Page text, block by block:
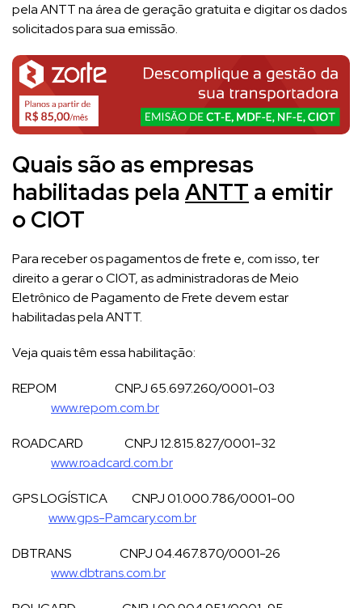
pela ANTT na área de geração gratuita e digitar os dados
solicitados para sua emissão.
Quais são as empresas
habilitadas pela ANTT a emitir
o CIOT
Para receber os pagamentos de frete e, com isso, ter
direito a gerar o CIOT, as administradoras de Meio
Eletrônico de Pagamento de Frete devem estar
habilitadas pela ANTT.
Veja quais têm essa habilitação:
REPOM CNPJ 65.697.260/0001-03
www.repom.com.br
ROADCARD CNPJ 12.815.827/0001-32
www.roadcard.com.br
GPS LOGÍSTICA CNPJ 01.000.786/0001-00
www.gps-Pamcary.com.br
DBTRANS CNPJ 04.467.870/0001-26
www.dbtrans.com.br